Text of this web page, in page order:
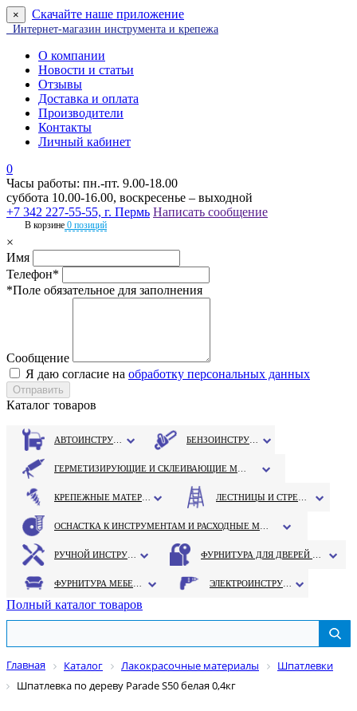
× Скачайте наше приложение
Интернет-магазин инструмента и крепежа
О компании
Новости и статьи
Отзывы
Доставка и оплата
Производители
Контакты
Личный кабинет
0
Часы работы: пн.-пт. 9.00-18.00
суббота 10.00-16.00, воскресенье – выходной
+7 342 227-55-55, г. Пермь Написать сообщение
В корзине 0 позиций
×
Имя
Телефон*
*Поле обязательное для заполнения
Сообщение
Я даю согласие на обработку персональных данных
Каталог товаров
Полный каталог товаров
Главная Каталог Лакокрасочные материалы
Шпатлевки
Шпатлевка по дереву Parade S50 белая 0,4кг